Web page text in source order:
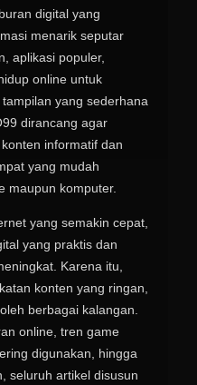
digital yang
menarik seputar
aplikasi populer,
online untuk
yang sederhana
dirancang agar
informatif dan
yang mudah
maupun komputer.
yang semakin cepat,
yang praktis dan
Karena itu,
konten yang ringan,
berbagai kalangan.
online, tren game
digunakan, hingga
seluruh artikel disusun